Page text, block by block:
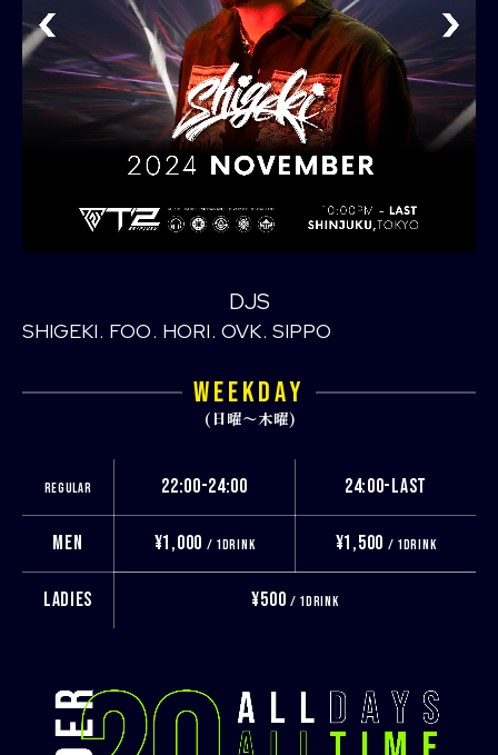
DJS
SHIGEKI FOO HORI OVK SIPPO
WEEKDAY
(日曜〜木曜)
REGULAR 22:00-24:00 24:00-LAST
MEN ¥1,000 / 1DRINK ¥1,500 / 1DRINK
LADIES ¥500 / 1DRINK